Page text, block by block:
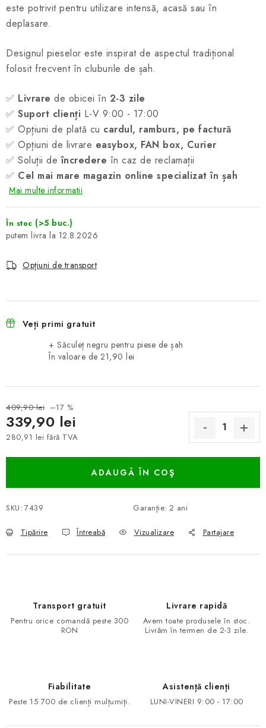
este potrivit pentru utilizare intensă, acasă sau în
deplasare.
Designul pieselor este inspirat de aspectul tradițional
folosit frecvent în cluburile de șah.
✅ Livrare de obicei în 2-3 zile
✅ Suport clienți L-V 9:00 - 17:00
✅ Opțiuni de plată cu cardul, ramburs, pe factură
✅ Opțiuni de livrare easybox, FAN box, Curier
✅ Soluții deîncredere în caz de reclamații
✅ Cel mai mare magazin online specializat în șah
Mai multe informatii
În stoc (>5 buc.)
12.8.2026
Opțiuni de transport
Veți primi gratuit
+ Săculeț negru pentru piese de șah
În valoare de 21,90 lei
409,90 lei –17 %
339,90 lei
280,91 lei fără TVA
ADAUGĂ ÎN COŞ
SKU: 7439 Garanţie: 2 ani
Tipărire Întreabă Vizualizare Partajare
Transport gratuit
Pentru orice comandă peste 300
RON
Livrare rapidă
Avem toate produsele în stoc.
Livrăm în termen de 2-3 zile.
Fiabilitate
Peste 15 700 de clienți mulțumiți.
Asistență clienți
LUNI-VINERI 9:00 - 17:00